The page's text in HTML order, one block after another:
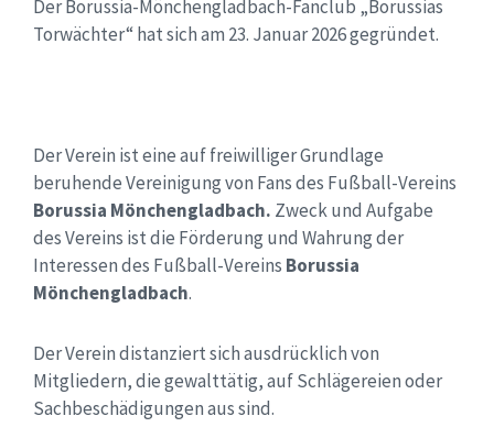
Der Borussia-Mönchengladbach-Fanclub „Borussias
Torwächter“ hat sich am 23. Januar 2026 gegründet.
Der Verein ist eine auf freiwilliger Grundlage
beruhende Vereinigung von Fans des Fußball-Vereins
Borussia Mönchengladbach. Zweck und Aufgabe
des Vereins ist die Förderung und Wahrung der
Interessen des Fußball-Vereins Borussia
Mönchengladbach.
Der Verein distanziert sich ausdrücklich von
Mitgliedern, die gewalttätig, auf Schlägereien oder
Sachbeschädigungen aus sind.